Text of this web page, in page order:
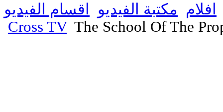
افلام مكتبة الفيديو
اقسام الفيديو
Cross TV The School Of The